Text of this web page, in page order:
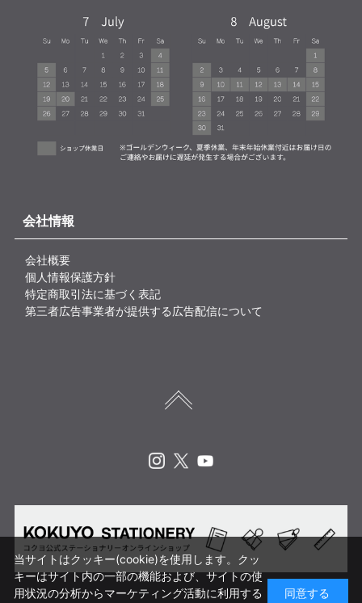
会社情報
会社概要
個人情報保護方針
特定商取引法に基づく表記
第三者広告事業者が提供する広告配信について
当サイトはクッキー(cookie)を使用します。クッ
キーはサイト内の一部の機能および、サイトの使
用状況の分析からマーケティング活動に利用する
同意する